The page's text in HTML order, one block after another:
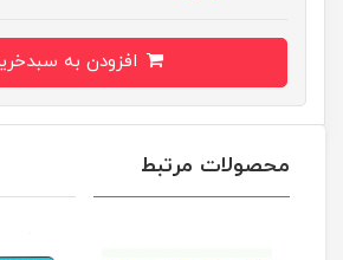
محصولات مرتبط